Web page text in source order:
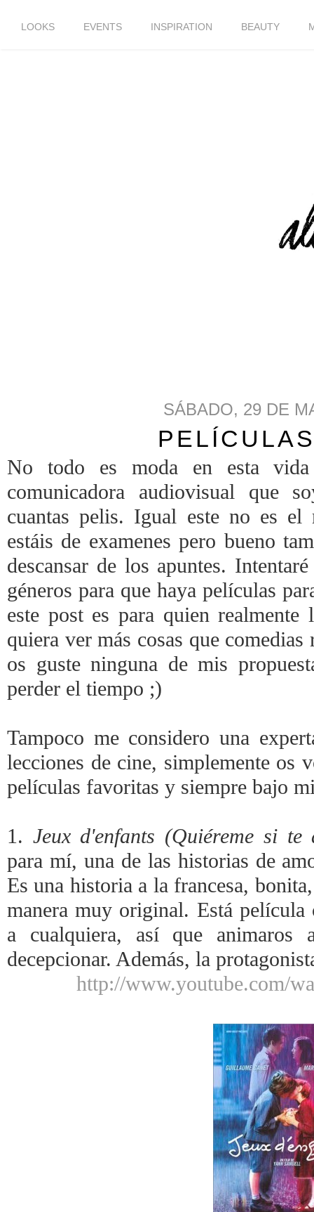
LOOKS EVENTS INSPIRATION BEAUTY
SÁBADO, 29 DE
No todo es moda en esta
comunicadora audiovisual que
cuantas pelis. Igual este no es el
estáis de examenes pero bueno
descansar de los apuntes.
géneros para que haya películas
este post es para quien
quiera ver más cosas que
os guste ninguna de mis
perder el tiempo ;)
Tampoco me considero una
lecciones de cine, simplemente os
películas favoritas y siempre bajo
1. Jeux d'enfants (Quiéreme si te
para mí, una de las historias de
Es una historia a la francesa,
manera muy original. Está película
a cualquiera, así que
decepcionar. Además, la
http://www.youtube.com/